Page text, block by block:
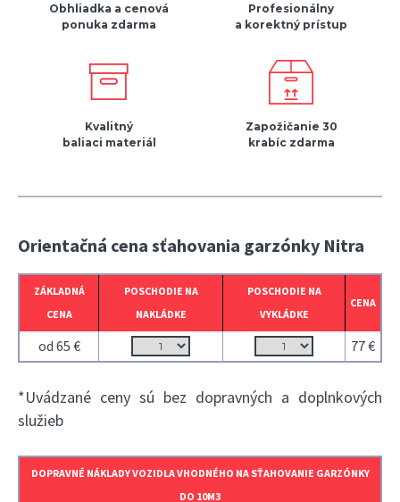
Obhliadka a cenová
ponuka zdarma
Profesionálny
a korektný prístup
Kvalitný
baliaci materiál
Zapožičanie 30
krabíc zdarma
Orientačná cena sťahovania garzónky Nitra
ZÁKLADNÁ
CENA
POSCHODIE NA
NAKLÁDKE
POSCHODIE NA
VYKLÁDKE
CENA
od 65 € 77 €
*Uvádzané ceny sú bez dopravných a doplnkových
služieb
DOPRAVNÉ NÁKLADY VOZIDLA VHODNÉHO NA SŤAHOVANIE GARZÓNKY
DO 10M3